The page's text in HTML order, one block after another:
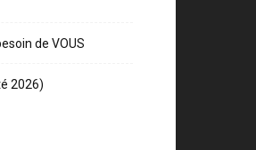
de VOUS
2026)